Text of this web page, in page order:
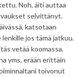
Noh, äiti auttaa
selvittänyt.
katsotaan
jos tämä jatkuu.
vetää koomassa.
yms, erään erittäin
toivonut